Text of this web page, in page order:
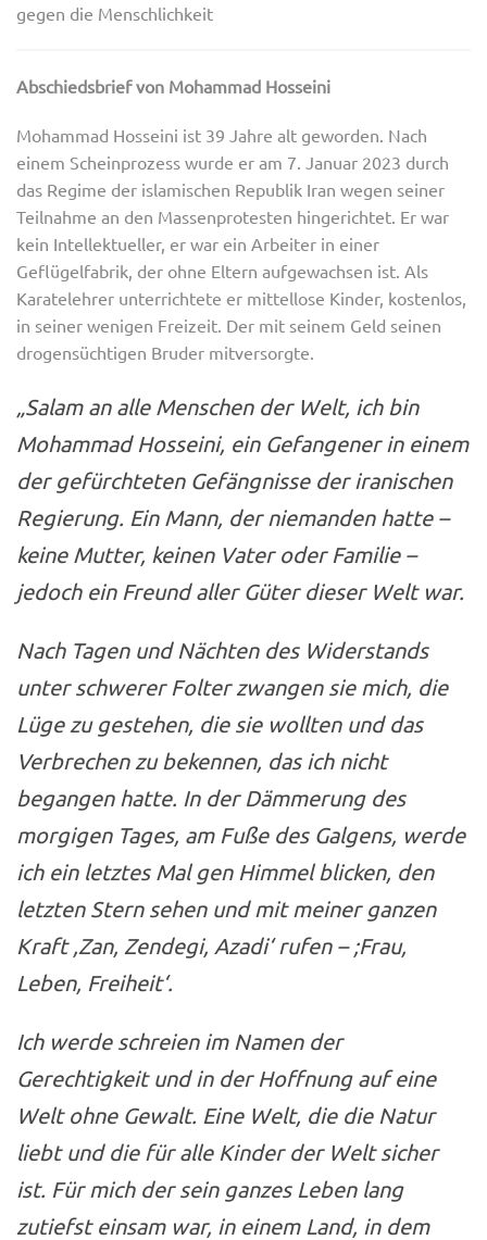
gegen die Menschlichkeit
Abschiedsbrief von Mohammad Hosseini
Mohammad Hosseini ist 39 Jahre alt geworden. Nach
einem Scheinprozess wurde er am 7. Januar 2023 durch
das Regime der islamischen Republik Iran wegen seiner
Teilnahme an den Massenprotesten hingerichtet. Er war
kein Intellektueller, er war ein Arbeiter in einer
Geflügelfabrik, der ohne Eltern aufgewachsen ist. Als
Karatelehrer unterrichtete er mittellose Kinder, kostenlos,
in seiner wenigen Freizeit. Der mit seinem Geld seinen
drogensüchtigen Bruder mitversorgte.
„Salam an alle Menschen der Welt, ich bin
Mohammad Hosseini, ein Gefangener in einem
der gefürchteten Gefängnisse der iranischen
Regierung. Ein Mann, der niemanden hatte –
keine Mutter, keinen Vater oder Familie –
jedoch ein Freund aller Güter dieser Welt war.
Nach Tagen und Nächten des Widerstands
unter schwerer Folter zwangen sie mich, die
Lüge zu gestehen, die sie wollten und das
Verbrechen zu bekennen, das ich nicht
begangen hatte. In der Dämmerung des
morgigen Tages, am Fuße des Galgens, werde
ich ein letztes Mal gen Himmel blicken, den
letzten Stern sehen und mit meiner ganzen
Kraft ,Zan, Zendegi, Azadi‘ rufen – ;Frau,
Leben, Freiheit‘.
Ich werde schreien im Namen der
Gerechtigkeit und in der Hoffnung auf eine
Welt ohne Gewalt. Eine Welt, die die Natur
liebt und die für alle Kinder der Welt sicher
ist. Für mich der sein ganzes Leben lang
zutiefst einsam war, in einem Land, in dem